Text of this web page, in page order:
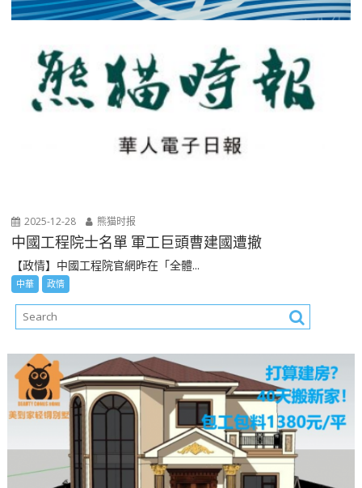
2025-12-28 熊猫时报
中國工程院士名單 軍工巨頭曹建國遭撤
【政情】中國工程院官網昨在「全體...
中華 政情